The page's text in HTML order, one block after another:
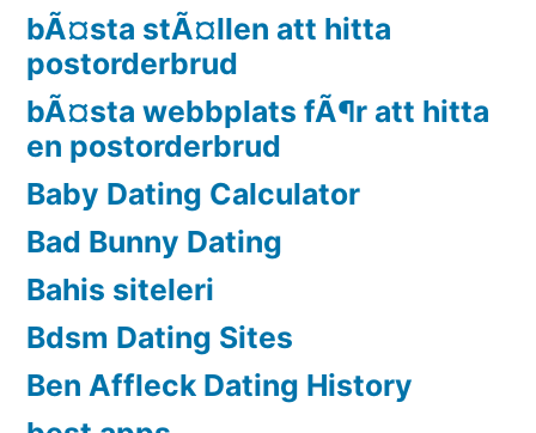
bÃ¤sta stÃ¤llen att hitta
postorderbrud
bÃ¤sta webbplats fÃ¶r att hitta
en postorderbrud
Baby Dating Calculator
Bad Bunny Dating
Bahis siteleri
Bdsm Dating Sites
Ben Affleck Dating History